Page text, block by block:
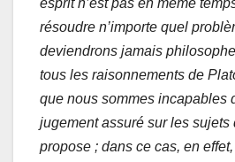
esprit n’est pas en même
résoudre n’importe quel
deviendrons jamais
tous les raisonnements de
que nous sommes incapables
jugement assuré sur les sujets
propose ; dans ce cas, en